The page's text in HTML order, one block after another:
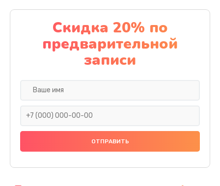
Заказать
Замена полифонического динамика
390 руб.
Заказать
Сбор/Разбор
Скидка 20% по
предварительной
записи